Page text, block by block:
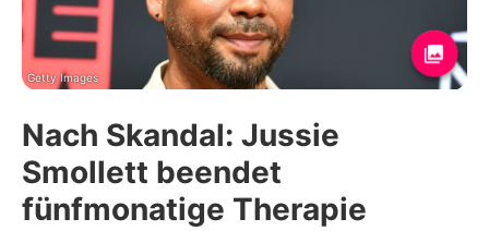
Familie & Liebe
Promiflash Exklusiv
Alle Themen auf Promiflash
Jobs
Getty Images
Nach Skandal: Jussie
Smollett beendet
fünfmonatige Therapie